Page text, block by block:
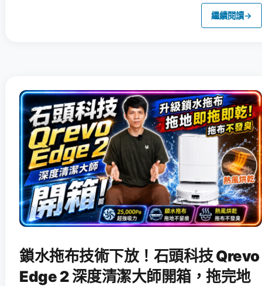
繼續閱讀→
鎖水拖布技術下放！石頭科技 Qrevo
Edge 2 深度清潔大師開箱，拖完地